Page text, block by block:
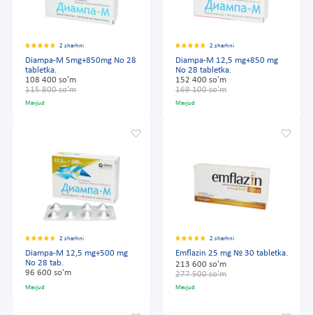
2 sharhni
Diampa-M 5mg+850mg No 28
tabletka.
108 400 so'm
115 800 so'm
Mavjud
2 sharhni
Diampa-M 12,5 mg+850 mg
No 28 tabletka.
152 400 so'm
169 100 so'm
Mavjud
2 sharhni
Diampa-M 12,5 mg+500 mg
No 28 tab.
96 600 so'm
Mavjud
2 sharhni
Emflazin 25 mg № 30 tabletka.
213 600 so'm
277 500 so'm
Mavjud